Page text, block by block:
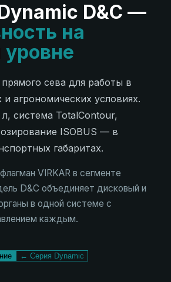
D&C —
на
сева для работы в
и агрономических условиях.
система TotalContour,
ISOBUS — в
габаритах.
VIRKAR в сегменте
D&C объединяет дисковый и
в одной системе с
каждым.
← Серия Dynamic